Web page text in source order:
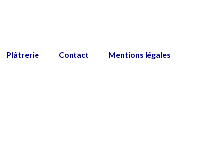
Plâtrerie Contact Mentions légales